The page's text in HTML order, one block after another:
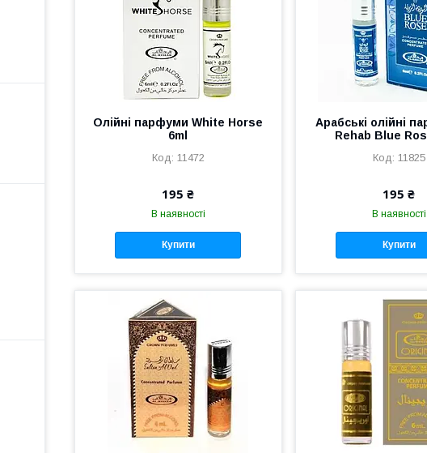
Олійні парфуми White Horse
6ml
11472
195 ₴
В наявності
Купити
Арабські олійні
Rehab Blue
11825
195 ₴
В наявності
Купити